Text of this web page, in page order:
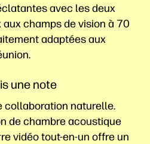
avec les deux
champs de vision à 70
adaptées aux
une note
collaboration naturelle.
de chambre acoustique
vidéo tout-en-un offre un